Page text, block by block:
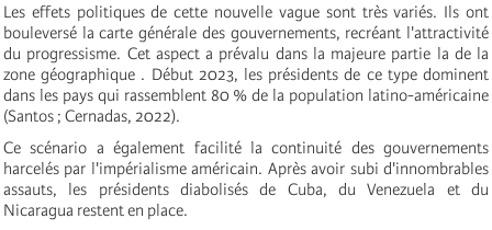
Les effets politiques de cette nouvelle vague sont très variés. Ils ont
bouleversé la carte générale des gouvernements, recréant l'attractivité
du progressisme. Cet aspect a prévalu dans la majeure partie la de la
zone géographique . Début 2023, les présidents de ce type dominent
dans les pays qui rassemblent 80 % de la population latino-américaine
(Santos ; Cernadas, 2022).
Ce scénario a également facilité la continuité des gouvernements
harcelés par l'impérialisme américain. Après avoir subi d'innombrables
assauts, les présidents diabolisés de Cuba, du Venezuela et du
Nicaragua restent en place.